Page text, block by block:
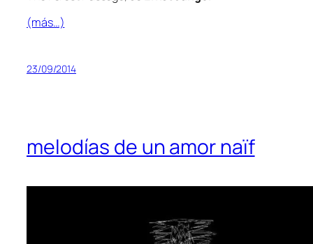
(más…)
23/09/2014
melodías de un amor naïf